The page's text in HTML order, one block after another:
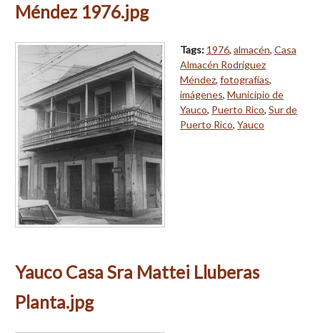
Méndez 1976.jpg
Tags: 1976, almacén, Casa
Almacén Rodríguez
Méndez, fotografías,
imágenes, Municipio de
Yauco, Puerto Rico, Sur de
Puerto Rico, Yauco
Yauco Casa Sra Mattei Lluberas
Planta.jpg